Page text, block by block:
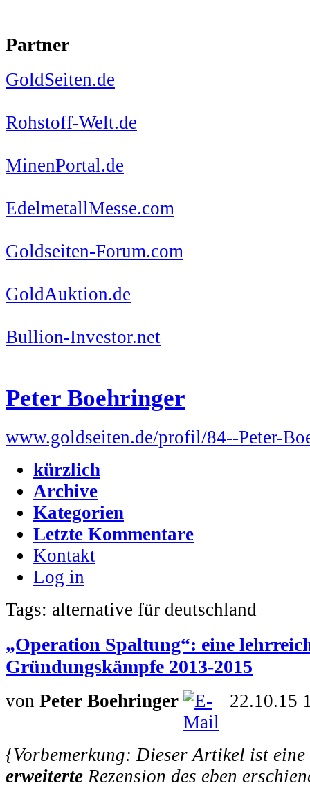
Partner
GoldSeiten.de
Rohstoff-Welt.de
MinenPortal.de
EdelmetallMesse.com
Goldseiten-Forum.com
GoldAuktion.de
Bullion-Investor.net
Peter Boehringer
www.goldseiten.de/profil/84--Peter-
kürzlich
Archive
Kategorien
Letzte Kommentare
Kontakt
Log in
Tags: alternative für deutschland
„Operation Spaltung“: eine
Gründungskämpfe 2013-2015
von Peter Boehringer 22.10.15
{Vorbemerkung: Dieser Artikel ist
erweiterte Rezension des eben